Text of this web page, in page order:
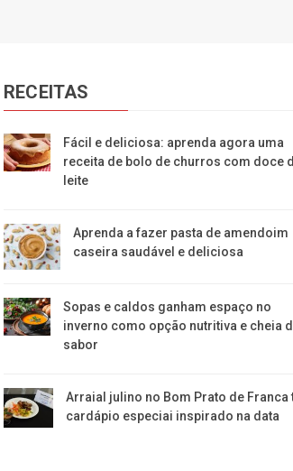
RECEITAS
Fácil e deliciosa: aprenda agora uma
receita de bolo de churros com doce
leite
Aprenda a fazer pasta de amendoim
caseira saudável e deliciosa
Sopas e caldos ganham espaço no
inverno como opção nutritiva e cheia
sabor
Arraial julino no Bom Prato de Franca
cardápio especiai inspirado na data